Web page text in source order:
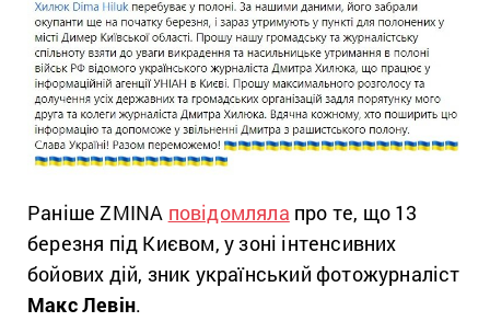
Раніше ZMINA повідомляла про те, що 13
березня під Києвом, у зоні інтенсивних
бойових дій, зник український фотожурналіст
Макс Левін.